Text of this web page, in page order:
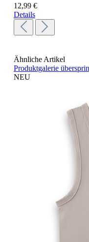
12,99 €
Details
Ähnliche Artikel
Produktgalerie
NEU